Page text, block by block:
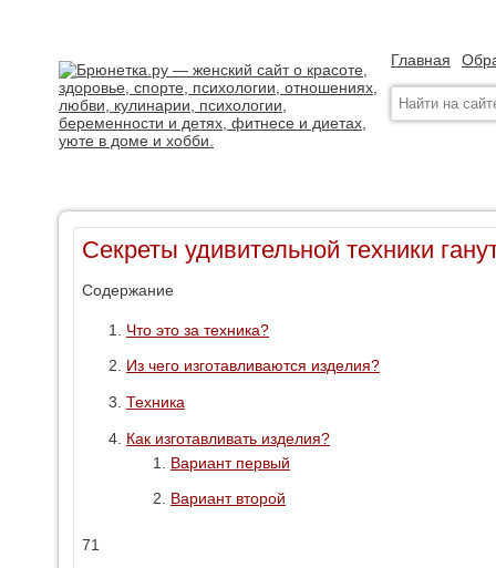
Главная
Секреты удивительной техники
Содержание
Что это за техника?
Из чего изготавливаются изделия?
Техника
Как изготавливать изделия?
Вариант первый
Вариант второй
71